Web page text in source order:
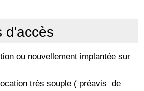
d'accès
ou nouvellement implantée sur
très souple ( préavis de